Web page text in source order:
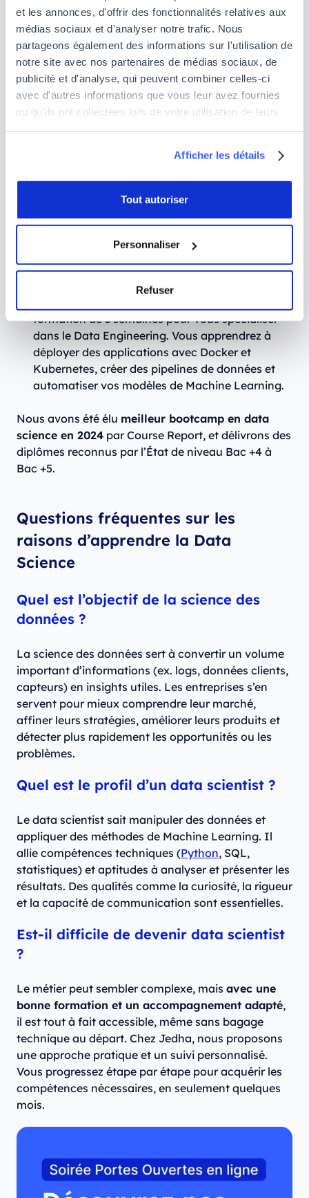
et les annonces, d'offrir des fonctionnalités relatives aux
médias sociaux et d'analyser notre trafic. Nous
partageons également des informations sur l'utilisation de
notre site avec nos partenaires de médias sociaux, de
publicité et d'analyse, qui peuvent combiner celles-ci
avec d'autres informations que vous leur avez fournies
ou qu'ils ont collectées lors de votre utilisation de leurs
Afficher les détails
Tout autoriser
Personnaliser
Refuser
Jedha, nous vous aidons à bâtir votre projet de
reconversiondans un secteur à forte demande,
grâce à nos formations adaptées à votre niveau.
Formation Data pour débutant(Essentials):
notre formation de 2 semaines, idéale pour
découvrir les bases de la Data Science. Elle vous
déployer en conditions réelles.
Formation Data Scientist(Fullstack): notre
formation de 3 mois pour acquérir des
apprendrez à analyser des données complexes,
développer des algorithmes de Machine
Learning et déployer des solutions Data
formation de 3 semaines pour vous spécialiser
dans le Data Engineering. Vous apprendrez à
déployer des applications avec Docker et
Kubernetes, créer des pipelines de données et
automatiser vos modèles de Machine Learning.
Nous avons été élu meilleur bootcamp en data
science en 2024 par Course Report, et délivrons des
diplômes reconnus par l’État de niveau Bac +4 à
Bac +5.
Questions fréquentes sur les
raisons d’apprendre la Data
Science
Quel est l’objectif de la science des
données ?
La science des données sert à convertir un volume
important d’informations (ex. logs, données clients,
capteurs) en insights utiles. Les entreprises s’en
servent pour mieux comprendre leur marché,
affiner leurs stratégies, améliorer leurs produits et
détecter plus rapidement les opportunités ou les
problèmes.
Quel est le profil d’un data scientist ?
Le data scientist sait manipuler des données et
appliquer des méthodes de Machine Learning. Il
allie compétences techniques (Python, SQL,
statistiques) et aptitudes à analyser et présenter les
résultats. Des qualités comme la curiosité, la rigueur
et la capacité de communication sont essentielles.
Est-il difficile de devenir data scientist
?
Le métier peut sembler complexe, mais avec une
bonne formation et un accompagnement adapté,
il est tout à fait accessible, même sans bagage
technique au départ. Chez Jedha, nous proposons
une approche pratique et un suivi personnalisé.
Vous progressez étape par étape pour acquérir les
compétences nécessaires, en seulement quelques
mois.